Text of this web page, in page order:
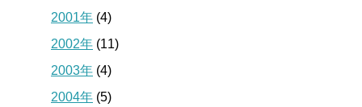
2001年 (4)
2002年 (11)
2003年 (4)
2004年 (5)